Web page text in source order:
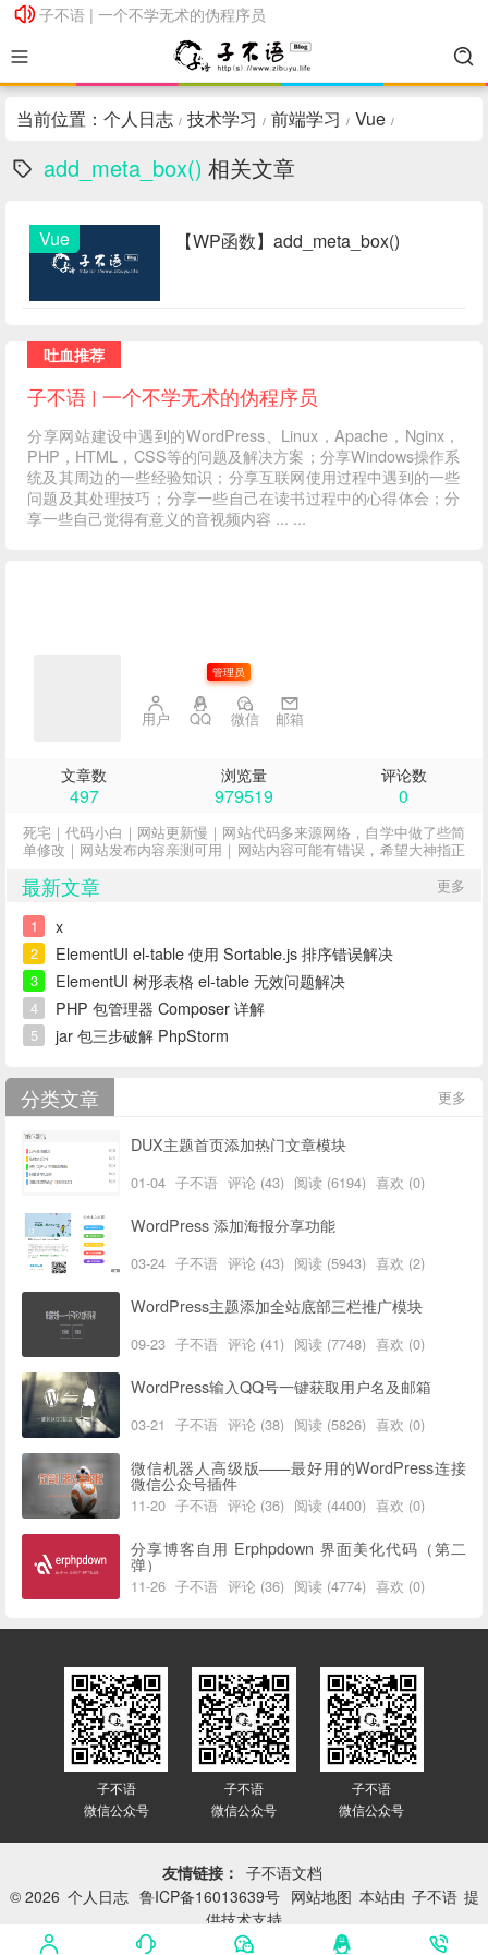
子不语 | 一个不学无术的伪程序员
子不语 | 一个不学无术的伪程序员
当前位置： 个人日志 / 技术学习 / 前端学习 / Vue /
add_meta_box() 相关文章
Vue 【WP函数】add_meta_box()
吐血推荐
子不语 | 一个不学无术的伪程序员
分享网站建设中遇到的WordPress、Linux，Apache，Nginx，
PHP，HTML，CSS等的问题及解决方案；分享Windows操作系
统及其周边的一些经验知识；分享互联网使用过程中遇到的一些
问题及其处理技巧；分享一些自己在读书过程中的心得体会；分
享一些自己觉得有意义的音视频内容 ... ...
管理员
用户 QQ 微信 邮箱
文章数
497
浏览量
979519
评论数
0
死宅｜代码小白｜网站更新慢｜网站代码多来源网络，自学中做了些简
单修改｜网站发布内容亲测可用｜网站内容可能有错误，希望大神指正
更多
最新文章
1 x
2 ElementUI el-table 使用 Sortable.js 排序错误解决
3 ElementUI 树形表格 el-table 无效问题解决
4 PHP 包管理器 Composer 详解
5 jar 包三步破解 PhpStorm
更多
分类文章
DUX主题首页添加热门文章模块
01-04 子不语 评论 (43) 阅读 (6194) 喜欢 (0)
WordPress 添加海报分享功能
03-24 子不语 评论 (43) 阅读 (5943) 喜欢 (2)
WordPress主题添加全站底部三栏推广模块
09-23 子不语 评论 (41) 阅读 (7748) 喜欢 (0)
WordPress输入QQ号一键获取用户名及邮箱
03-21 子不语 评论 (38) 阅读 (5826) 喜欢 (0)
微信机器人高级版——最好用的WordPress连接
微信公众号插件
11-20 子不语 评论 (36) 阅读 (4400) 喜欢 (0)
分享博客自用 Erphpdown 界面美化代码（第二
弹）
11-26 子不语 评论 (36) 阅读 (4774) 喜欢 (0)
子不语
微信公众号
子不语
微信公众号
子不语
微信公众号
友情链接： 子不语文档
© 2026 个人日志 鲁ICP备16013639号 网站地图 本站由 子不语 提
供技术支持
网站已平稳运行：
3415天 8小时 24分 43秒